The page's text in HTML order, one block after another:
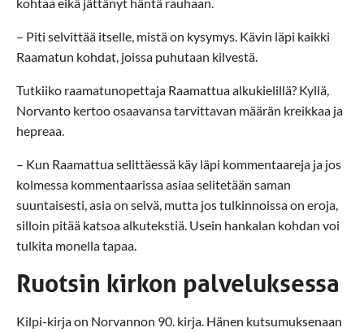
– Piti selvittää itselle, mistä on kysymys. Kävin läpi kaikki
Raamatun kohdat, joissa puhutaan kilvestä.
Tutkiiko raamatunopettaja Raamattua alkukielillä? Kyllä,
Norvanto kertoo osaavansa tarvittavan määrän kreikkaa ja
hepreaa.
– Kun Raamattua selittäessä käy läpi kommentaareja ja jos
kolmessa kommentaarissa asiaa selitetään saman
suuntaisesti, asia on selvä, mutta jos tulkinnoissa on eroja,
silloin pitää katsoa alkutekstiä. Usein hankalan kohdan voi
tulkita monella tapaa.
Ruotsin kirkon palveluksessa
Kilpi-kirja on Norvannon 90. kirja. Hänen kutsumuksenaan